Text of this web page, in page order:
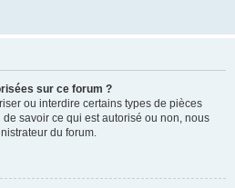
sur ce forum ?
ou interdire certains types de pièces
de savoir ce qui est autorisé ou non, nous
du forum.